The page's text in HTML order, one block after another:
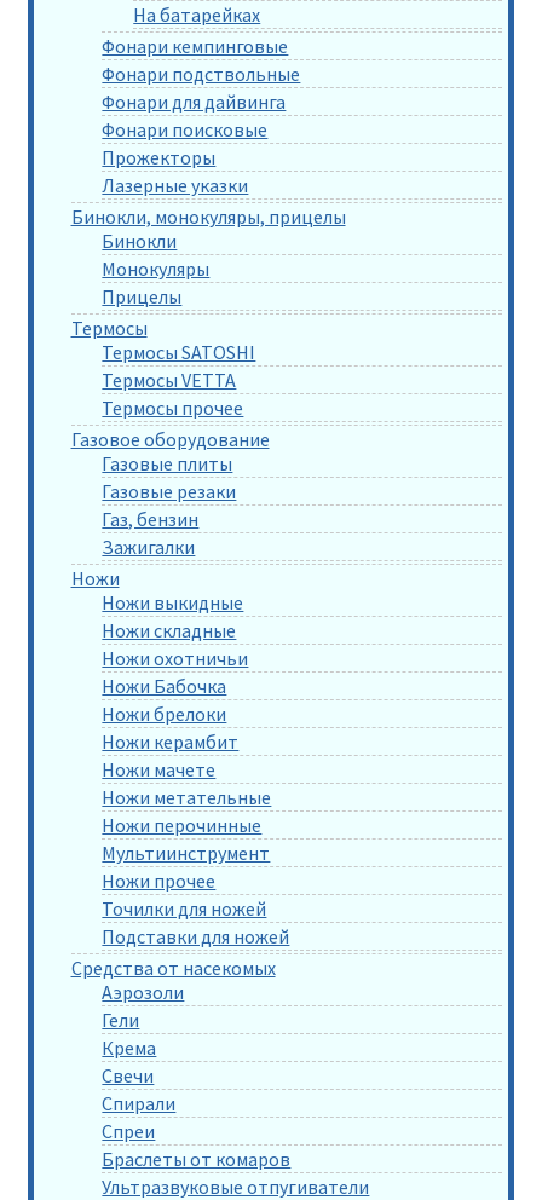
На батарейках
Фонари кемпинговые
Фонари подствольные
Фонари для дайвинга
Фонари поисковые
Прожекторы
Лазерные указки
Бинокли, монокуляры, прицелы
Бинокли
Монокуляры
Прицелы
Термосы
Термосы SATOSHI
Термосы VETTA
Термосы прочее
Газовое оборудование
Газовые плиты
Газовые резаки
Газ, бензин
Зажигалки
Ножи
Ножи выкидные
Ножи складные
Ножи охотничьи
Ножи Бабочка
Ножи брелоки
Ножи керамбит
Ножи мачете
Ножи метательные
Ножи перочинные
Мультиинструмент
Ножи прочее
Точилки для ножей
Подставки для ножей
Средства от насекомых
Аэрозоли
Гели
Крема
Свечи
Спирали
Спреи
Браслеты от комаров
Ультразвуковые отпугиватели